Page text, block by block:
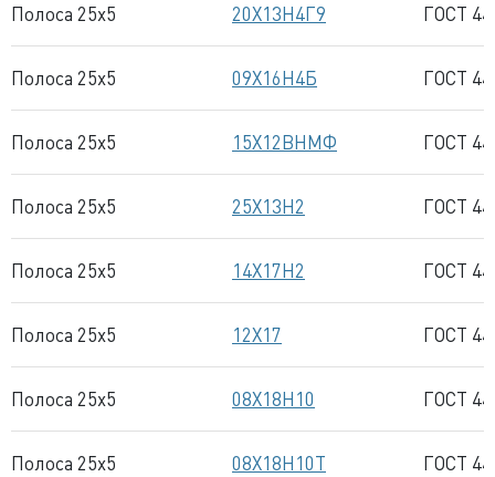
Полоса 25x5 20Х13Н4Г9 ГОСТ
Полоса 25x5 09Х16Н4Б ГОСТ
Полоса 25x5 15Х12ВНМФ ГОСТ
Полоса 25x5 25Х13Н2 ГОСТ
Полоса 25x5 14Х17Н2 ГОСТ
Полоса 25x5 12Х17 ГОСТ
Полоса 25x5 08Х18Н10 ГОСТ
Полоса 25x5 08Х18Н10Т ГОСТ